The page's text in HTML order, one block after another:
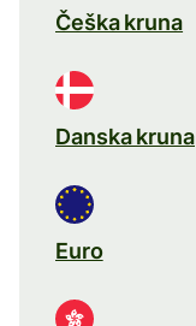
Češka kruna
Danska kruna
Euro